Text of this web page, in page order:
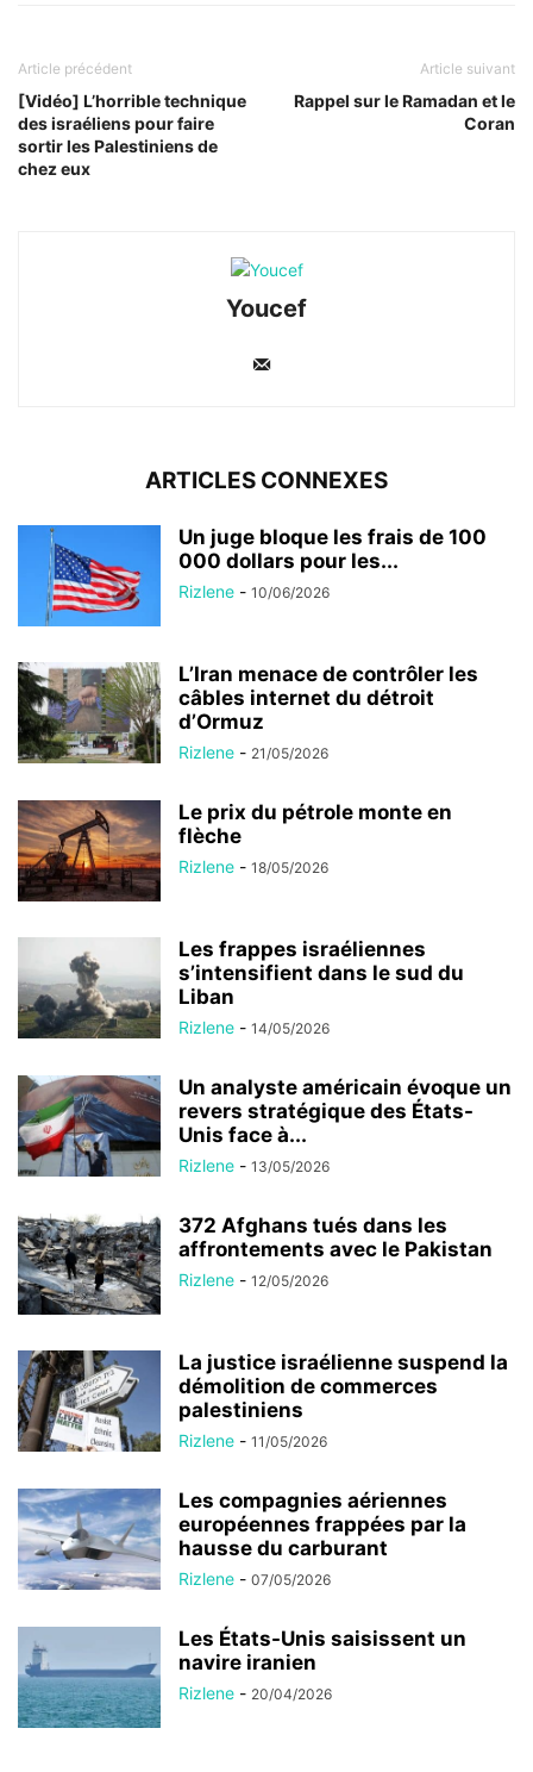
Article précédent
[Vidéo] L’horrible technique
des israéliens pour faire
sortir les Palestiniens de
chez eux
Article suivant
Rappel sur le Ramadan et le
Coran
Youcef
ARTICLES CONNEXES
Un juge bloque les frais de 100
000 dollars pour les...
Rizlene - 10/06/2026
L’Iran menace de contrôler les
câbles internet du détroit
d’Ormuz
Rizlene - 21/05/2026
Le prix du pétrole monte en
flèche
Rizlene - 18/05/2026
Les frappes israéliennes
s’intensifient dans le sud du
Liban
Rizlene - 14/05/2026
Un analyste américain évoque un
revers stratégique des États-
Unis face à...
Rizlene - 13/05/2026
372 Afghans tués dans les
affrontements avec le Pakistan
Rizlene - 12/05/2026
La justice israélienne suspend la
démolition de commerces
palestiniens
Rizlene - 11/05/2026
Les compagnies aériennes
européennes frappées par la
hausse du carburant
Rizlene - 07/05/2026
Les États-Unis saisissent un
navire iranien
Rizlene - 20/04/2026